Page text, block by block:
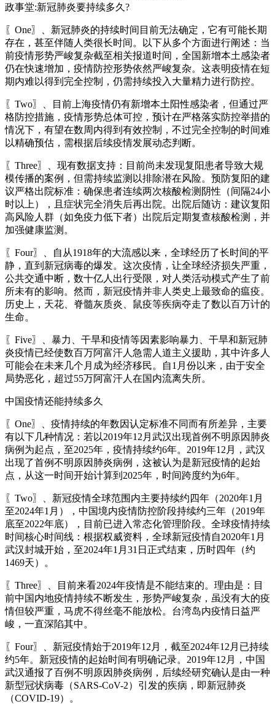
政事堂:新冠肺炎要持续多久?
〖One〗、新冠肺炎的持续时间目前无法确定，它有可能长期
存在，甚至伴随人类很长时间。以下从多个方面进行阐述：当
前疫情形势严峻复杂截至相关报道时间，全国新增本土感染者
仍在快速增加，疫情防控形势依然严峻复杂。这表明疫情在短
期内难以得到完全控制，仍需持续投入大量精力进行防控。
〖Two〗、目前上海疫情仍有新增本土阳性感染者，但通过严
格防控措施，疫情形势总体可控，预计在严格落实防控举措的
情况下，有望在数周内得到有效控制，不过完全控制的时间难
以精确预估，需根据后续疫情发展动态判断。
〖Three〗、现有数据支持：目前尚未发现复阳患者导致大规
模传播的案例，但需持续监测以排除潜在风险。预防复阳的建
议严格出院标准：确保患者连续两次核酸检测阴性（间隔24小
时以上），且症状完全消失后再出院。出院后随访：建议复阳
高风险人群（如免疫力低下者）出院后定期复查核酸检测，并
加强健康监测。
〖Four〗、自从1918年的大流感以来，全球经历了长时间的平
静，直到新冠病毒的爆发。这次疫情，让全球经济损失严重，
公共交通中断，数十亿人出行受限，对人类活动模式产生了前
所未有的影响。然而，新冠疫情并非人类史上最致命的瘟疫。
历史上，天花、脊髓灰质炎、鼠疫等疾病夺走了数以百万计的
生命。
〖Five〗、暴力、干旱和疫情等因素影响暴力、干旱和新冠肺
炎疫情已经使数百万阿富汗人急需人道主义援助，其中许多人
可能会在未来几个月成为经济移民。自1月份以来，由于安全
局势恶化，超过55万阿富汗人在国内流离失所。
中国疫情还能持续多久
〖One〗、疫情持续的年数因认定标准不同而有所差异，主要
有以下几种情况：若以2019年12月武汉出现首例不明原因肺炎
病例为起点，至2025年，疫情持续约6年。2019年12月，武汉
出现了首例不明原因肺炎病例，这被认为是新冠疫情的起始
点，从这一时间开始计算到2025年，时间跨度约为6年。
〖Two〗、新冠疫情全球范围内主要持续约四年（2020年1月
至2024年1月），中国境内疫情防控阶段持续约三年（2019年
底至2022年底），目前已进入常态化管理阶段。全球疫情持续
时间核心时间线：根据权威资料，全球新冠疫情自2020年1月
武汉封城开始，至2024年1月31日正式结束，历时四年（约
1469天）。
〖Three〗、目前来看2024年疫情是不能结束的。理由是：目
前中国内地疫情持续不断发生，形势严峻复杂，虽没有大的疫
情但较严重，马虎不得丝毫不能放松。台湾岛内疫情日益严
峻，一直深陷其中。
〖Four〗、新冠疫情始于2019年12月，截至2024年12月已持续
约5年。新冠疫情的起始时间有明确记录。2019年12月，中国
武汉通报了百例不明原因肺炎病例，后续经研究确认是由一种
新型冠状病毒（SARS-CoV-2）引发的疾病，即新冠肺炎
（COVID-19）。